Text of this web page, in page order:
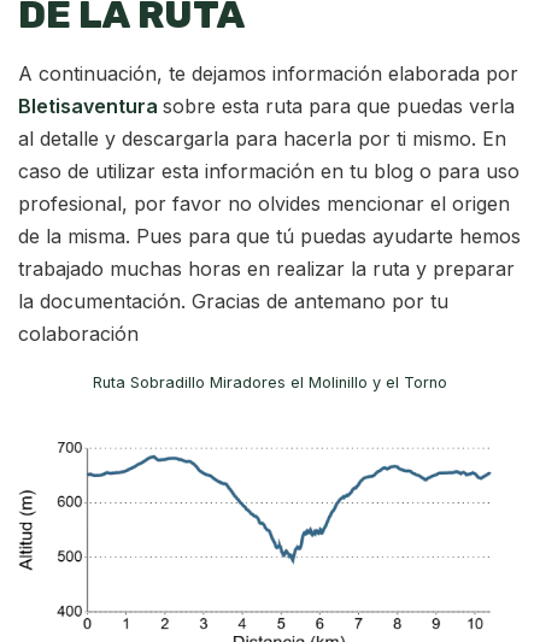
DE LA RUTA
A continuación, te dejamos información elaborada por
Bletisaventura sobre esta ruta para que puedas verla
al detalle y descargarla para hacerla por ti mismo. En
caso de utilizar esta información en tu blog o para uso
profesional, por favor no olvides mencionar el origen
de la misma. Pues para que tú puedas ayudarte hemos
trabajado muchas horas en realizar la ruta y preparar
la documentación. Gracias de antemano por tu
colaboración
Ruta Sobradillo Miradores el Molinillo y el Torno